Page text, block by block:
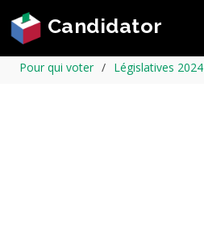
Candidator
Pour qui voter Législatives 2024